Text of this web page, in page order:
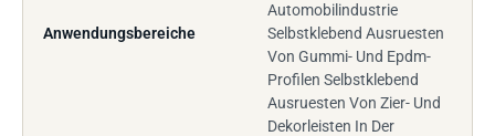
Anwendungsbereiche
Automobilindustrie
Selbstklebend Ausruesten
Von Gummi- Und Epdm-
Profilen Selbstklebend
Ausruesten Von Zier- Und
Dekorleisten In Der